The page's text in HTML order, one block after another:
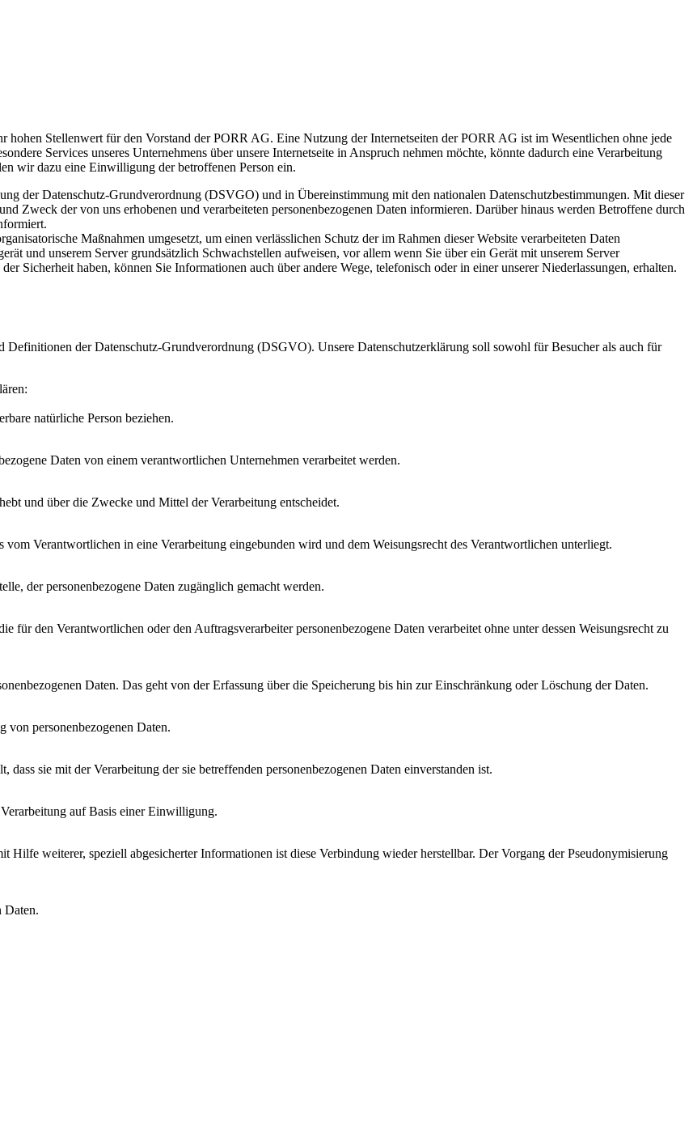
hohen Stellenwert für den Vorstand der PORR AG. Eine Nutzung der Internetseiten der PORR AG ist im Wesentlichen ohne jede
Services unseres Unternehmens über unsere Internetseite in Anspruch nehmen möchte, könnte dadurch eine Verarbeitung
wir dazu eine Einwilligung der betroffenen Person ein.
der Datenschutz-Grundverordnung (DSVGO) und in Übereinstimmung mit den nationalen Datenschutzbestimmungen. Mit dieser
Zweck der von uns erhobenen und verarbeiteten personenbezogenen Daten informieren. Darüber hinaus werden Betroffene durch
Maßnahmen umgesetzt, um einen verlässlichen Schutz der im Rahmen dieser Website verarbeiteten Daten
und unserem Server grundsätzlich Schwachstellen aufweisen, vor allem wenn Sie über ein Gerät mit unserem Server
Sicherheit haben, können Sie Informationen auch über andere Wege, telefonisch oder in einer unserer Niederlassungen, erhalten.
der Datenschutz-Grundverordnung (DSGVO). Unsere Datenschutzerklärung soll sowohl für Besucher als auch für
natürliche Person beziehen.
Daten von einem verantwortlichen Unternehmen verarbeitet werden.
und über die Zwecke und Mittel der Verarbeitung entscheidet.
Verantwortlichen in eine Verarbeitung eingebunden wird und dem Weisungsrecht des Verantwortlichen unterliegt.
der personenbezogene Daten zugänglich gemacht werden.
für den Verantwortlichen oder den Auftragsverarbeiter personenbezogene Daten verarbeitet ohne unter dessen Weisungsrecht zu
Daten. Das geht von der Erfassung über die Speicherung bis hin zur Einschränkung oder Löschung der Daten.
von personenbezogenen Daten.
sie mit der Verarbeitung der sie betreffenden personenbezogenen Daten einverstanden ist.
auf Basis einer Einwilligung.
weiterer, speziell abgesicherter Informationen ist diese Verbindung wieder herstellbar. Der Vorgang der Pseudonymisierung
Daten.